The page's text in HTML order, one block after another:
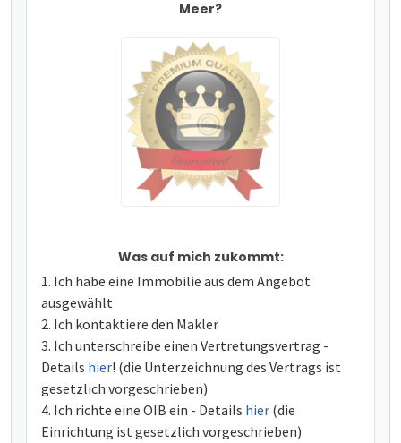
Meer?
Was auf mich zukommt:
Ich habe eine Immobilie aus dem Angebot
ausgewählt
Ich kontaktiere den Makler
Ich unterschreibe einen Vertretungsvertrag -
Details hier! (die Unterzeichnung des Vertrags ist
gesetzlich vorgeschrieben)
Ich richte eine OIB ein - Details hier (die
Einrichtung ist gesetzlich vorgeschrieben)